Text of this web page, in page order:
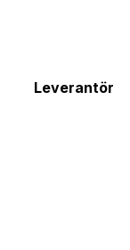
Leverantör